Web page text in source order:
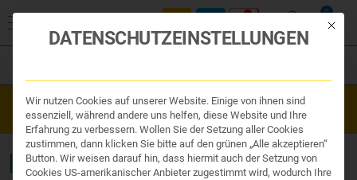
0
Organe & Organ Uhr
Traditionelle Medizin
Nahrungsergänzung
Kosmetik und Hygiene
Ihr Apotheker
Westend Online-Shop: Sicher, schnell und 24/7 für Sie da!
Gratisversand ab €50
HOMÖOPATHIE DURCHFALL
Mit
DATENSCHUTZEINSTELLUNGEN
Wir nutzen Cookies auf unserer Website. Einige von ihnen sind
essenziell, während andere uns helfen, diese Website und Ihre
Erfahrung zu verbessern. Wollen Sie der Setzung aller Cookies
zustimmen, dann klicken Sie bitte auf den grünen „Alle akzeptieren“
Button. Wir weisen darauf hin, dass hiermit auch der Setzung von
Cookies US-amerikanischer Anbieter zugestimmt wird, wodurch Ihre